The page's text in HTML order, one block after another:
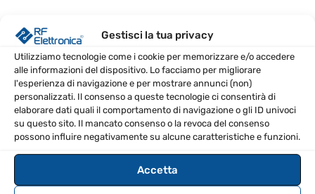
Gestisci la tua privacy
Utilizziamo tecnologie come i cookie per memorizzare e/o accedere
alle informazioni del dispositivo. Lo facciamo per migliorare
l'esperienza di navigazione e per mostrare annunci (non)
personalizzati. Il consenso a queste tecnologie ci consentirà di
elaborare dati quali il comportamento di navigazione o gli ID univoci
su questo sito. Il mancato consenso o la revoca del consenso
possono influire negativamente su alcune caratteristiche e funzioni.
Accetta
e FT-5D
Ricarica rapida delle batterie
Design compatto e leggero
Facilità d'uso
SPECIFICHE TECNICHE
8670000983584